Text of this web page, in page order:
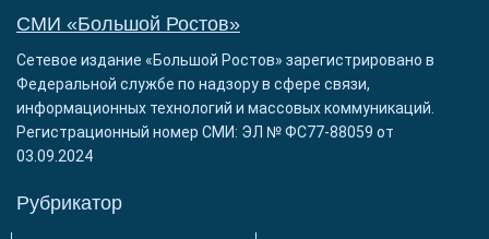
СМИ «Большой Ростов»
Сетевое издание «Большой Ростов» зарегистрировано в
Федеральной службе по надзору в сфере связи,
информационных технологий и массовых коммуникаций.
Регистрационный номер СМИ: ЭЛ № ФС77-88059 от
03.09.2024
Рубрикатор